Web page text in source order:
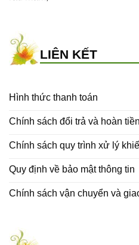
LIÊN KẾT
Hình thức thanh toán
Chính sách đổi trả và hoàn tiền
Chính sách quy trình xử lý
Quy định về bảo mật thông tin
Chính sách vận chuyển và